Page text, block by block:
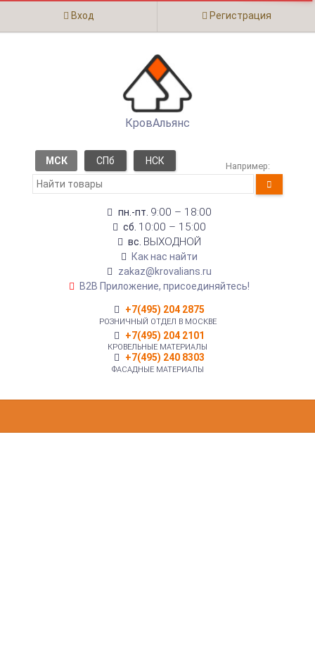
Вход Регистрация
КровАльянс
МСК СПб НСК Например:
пн.-пт. 9:00 – 18:00
сб. 10:00 – 15:00
вс. ВЫХОДНОЙ
Как нас найти
zakaz@krovalians.ru
B2B Приложение, присоединяйтесь!
+7(495) 204 2875
РОЗНИЧНЫЙ ОТДЕЛ В МОСКВЕ
+7(495) 204 2101
КРОВЕЛЬНЫЕ МАТЕРИАЛЫ
+7(495) 240 8303
ФАСАДНЫЕ МАТЕРИАЛЫ